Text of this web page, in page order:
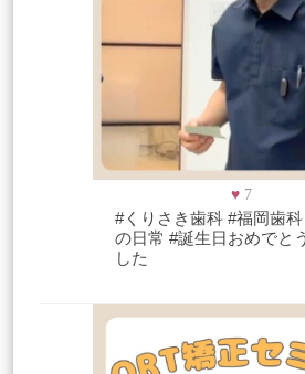
♥ 7
#くりさき歯科 #福岡歯
の日常 #誕生日おめでと
した